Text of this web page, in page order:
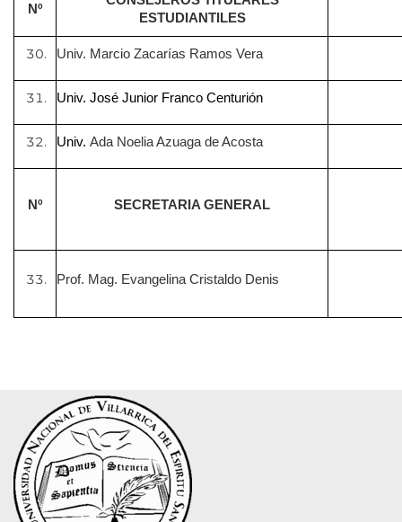
Nº
ESTUDIANTILES
Univ. Marcio Zacarías Ramos Vera
Univ. José Junior Franco Centurión
Univ. Ada Noelia Azuaga de Acosta
Nº SECRETARIA GENERAL
Prof. Mag. Evangelina Cristaldo Denis